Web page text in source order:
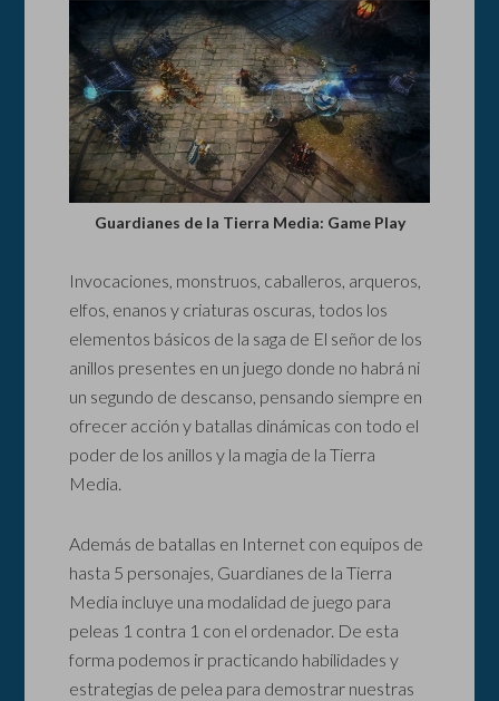
Guardianes de la Tierra Media: Game Play
Invocaciones, monstruos, caballeros, arqueros,
elfos, enanos y criaturas oscuras, todos los
elementos básicos de la saga de El señor de los
anillos presentes en un juego donde no habrá ni
un segundo de descanso, pensando siempre en
ofrecer acción y batallas dinámicas con todo el
poder de los anillos y la magia de la Tierra
Media.
Además de batallas en Internet con equipos de
hasta 5 personajes, Guardianes de la Tierra
Media incluye una modalidad de juego para
peleas 1 contra 1 con el ordenador. De esta
forma podemos ir practicando habilidades y
estrategias de pelea para demostrar nuestras